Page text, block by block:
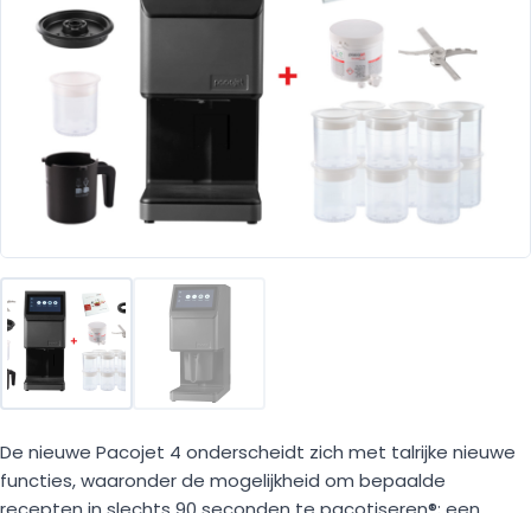
De nieuwe Pacojet 4 onderscheidt zich met talrijke nieuwe
functies, waaronder de mogelijkheid om bepaalde